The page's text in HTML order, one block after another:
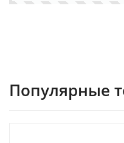
Популярные